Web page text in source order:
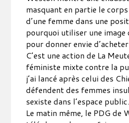
masquant en partie le
d’une femme dans une
pourquoi utiliser une
pour donner envie
C’est une action de La
féministe mixte contre la
j’ai lancé après celui des
défendent des femmes
sexiste dans l’espace public.
Le matin même, le PDG de